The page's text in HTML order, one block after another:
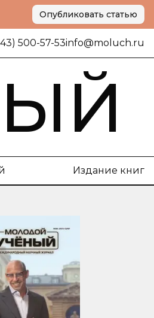
Опубликовать статью
500-57-53info@moluch.ru
Издание книг